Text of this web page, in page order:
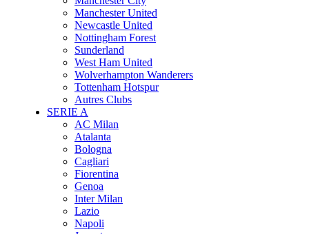
Manchester United
Newcastle United
Nottingham Forest
Sunderland
West Ham United
Wolverhampton Wanderers
Tottenham Hotspur
Autres Clubs
SERIE A
AC Milan
Atalanta
Bologna
Cagliari
Fiorentina
Genoa
Inter Milan
Lazio
Napoli